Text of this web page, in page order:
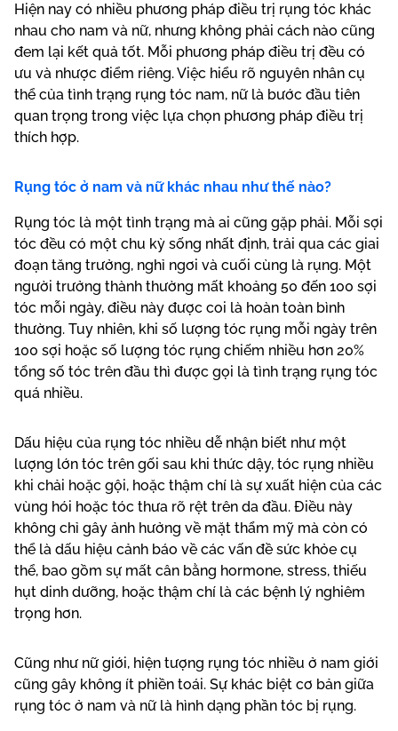
Hiện nay có nhiều phương pháp điều trị rụng tóc khác
nhau cho nam và nữ, nhưng không phải cách nào cũng
đem lại kết quả tốt. Mỗi phương pháp điều trị đều có
ưu và nhược điểm riêng. Việc hiểu rõ nguyên nhân cụ
thể của tình trạng rụng tóc nam, nữ là bước đầu tiên
quan trọng trong việc lựa chọn phương pháp điều trị
thích hợp.
Rụng tóc ở nam và nữ khác nhau như thế nào?
Rụng tóc là một tình trạng mà ai cũng gặp phải. Mỗi sợi
tóc đều có một chu kỳ sống nhất định, trải qua các giai
đoạn tăng trưởng, nghỉ ngơi và cuối cùng là rụng. Một
người trưởng thành thường mất khoảng 50 đến 100 sợi
tóc mỗi ngày, điều này được coi là hoàn toàn bình
thường. Tuy nhiên, khi số lượng tóc rụng mỗi ngày trên
100 sợi hoặc số lượng tóc rụng chiếm nhiều hơn 20%
tổng số tóc trên đầu thì được gọi là tình trạng rụng tóc
quá nhiều.
Dấu hiệu của rụng tóc nhiều dễ nhận biết như một
lượng lớn tóc trên gối sau khi thức dậy, tóc rụng nhiều
khi chải hoặc gội, hoặc thậm chí là sự xuất hiện của các
vùng hói hoặc tóc thưa rõ rệt trên da đầu. Điều này
không chỉ gây ảnh hưởng về mặt thẩm mỹ mà còn có
thể là dấu hiệu cảnh báo về các vấn đề sức khỏe cụ
thể, bao gồm sự mất cân bằng hormone, stress, thiếu
hụt dinh dưỡng, hoặc thậm chí là các bệnh lý nghiêm
trọng hơn.
Cũng như nữ giới, hiện tượng rụng tóc nhiều ở nam giới
cũng gây không ít phiền toái. Sự khác biệt cơ bản giữa
rụng tóc ở nam và nữ là hình dạng phần tóc bị rụng.